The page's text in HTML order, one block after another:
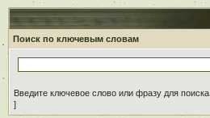
Поиск по ключевым словам
Введите ключевое слово или фразу для поиска.
]